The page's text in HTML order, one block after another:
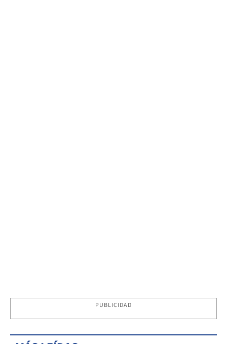
PUBLICIDAD